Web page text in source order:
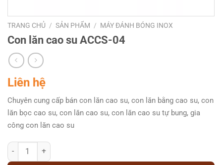
TRANG CHỦ / SẢN PHẨM / MÁY ĐÁNH BÓNG INOX
Con lăn cao su ACCS-04
Liên hệ
Chuyên cung cấp bán con lăn cao su, con lăn bằng cao su, con
lăn bọc cao su, con lăn cao su, con lăn cao su tự bung, gia
công con lăn cao su
Con lăn cao su ACCS-04 số lượng